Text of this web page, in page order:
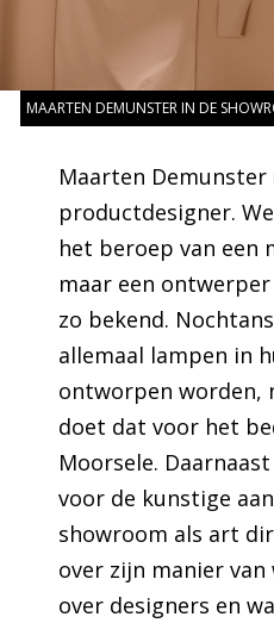
MAARTEN DEMUNSTER IN DE
Maarten Demunster
productdesigner.
het beroep van een
maar een
zo bekend.
allemaal lampen in
ontworpen worden,
doet dat voor het
Moorsele.
voor de kunstige
showroom als art
over zijn manier
over designers en